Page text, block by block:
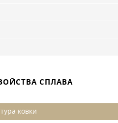
СПЛАВА
ковки